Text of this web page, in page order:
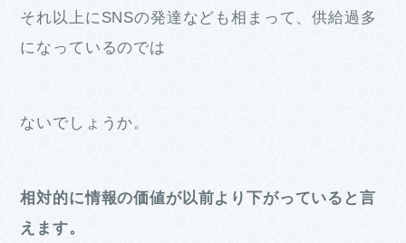
それ以上にSNSの発達なども相まって、供給過多
になっているのでは
ないでしょうか。
相対的に情報の価値が以前より下がっていると言
えます。